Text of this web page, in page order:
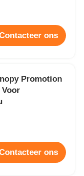
ons
Promotion
ons